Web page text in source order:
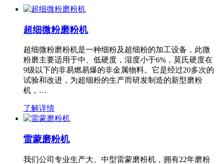
超细微粉磨粉机
超细微粉磨粉机是一种细粉及超细粉的加工设备，此微
粉磨主要适用于中、低硬度，湿度小于6%，莫氏硬度在
9级以下的非易燃易爆的非金属物料。它是经过20多次的
试验和改进，为超细粉的生产而研发制造的新型磨粉
机，…
了解详情
雷蒙磨粉机
我们公司专业生产大、中型雷蒙磨粉机，拥有22年磨粉